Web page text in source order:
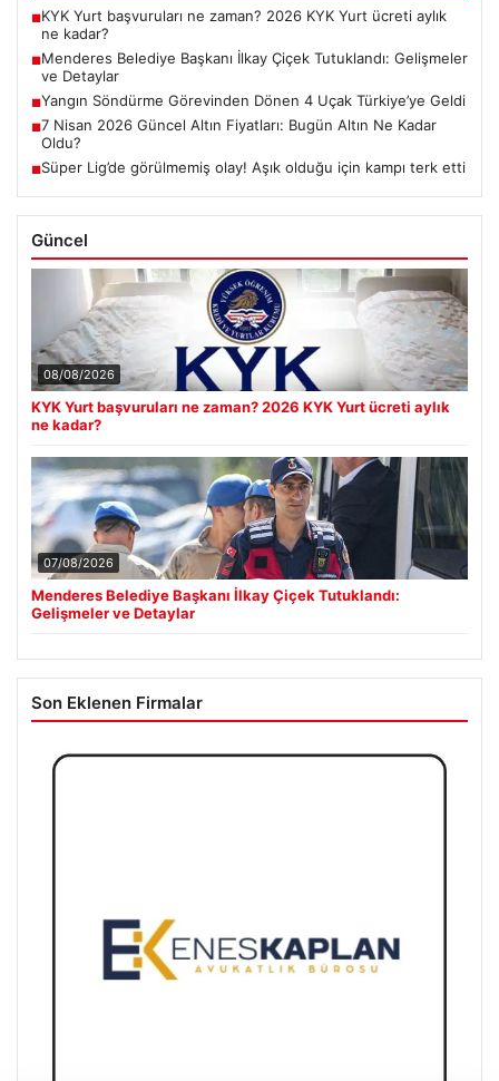
■KYK Yurt başvuruları ne zaman? 2026 KYK Yurt ücreti aylık
ne kadar?
■Menderes Belediye Başkanı İlkay Çiçek Tutuklandı: Gelişmeler
ve Detaylar
■Yangın Söndürme Görevinden Dönen 4 Uçak Türkiye’ye Geldi
■7 Nisan 2026 Güncel Altın Fiyatları: Bugün Altın Ne Kadar
Oldu?
■Süper Lig’de görülmemiş olay! Aşık olduğu için kampı terk etti
Güncel
08/08/2026
KYK Yurt başvuruları ne zaman? 2026 KYK Yurt ücreti aylık
ne kadar?
07/08/2026
Menderes Belediye Başkanı İlkay Çiçek Tutuklandı:
Gelişmeler ve Detaylar
Son Eklenen Firmalar